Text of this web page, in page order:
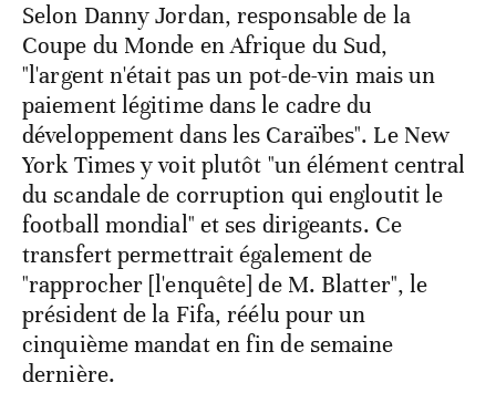
Selon Danny Jordan, responsable de la
Coupe du Monde en Afrique du Sud,
"l'argent n'était pas un pot-de-vin mais un
paiement légitime dans le cadre du
développement dans les Caraïbes". Le New
York Times y voit plutôt "un élément central
du scandale de corruption qui engloutit le
football mondial" et ses dirigeants. Ce
transfert permettrait également de
"rapprocher [l'enquête] de M. Blatter", le
président de la Fifa, réélu pour un
cinquième mandat en fin de semaine
dernière.